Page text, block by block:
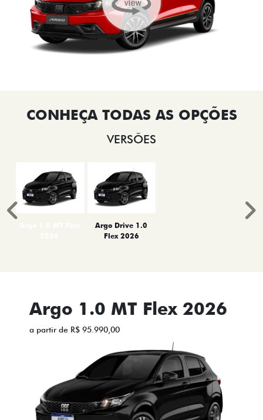
VERSÕES
Argo Drive 1.0
Flex 2026
Anterior
Argo 1.0 MT Flex 2026
a partir de R$ 95.990,00